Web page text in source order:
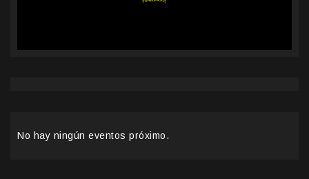
No hay ningún eventos próximo.